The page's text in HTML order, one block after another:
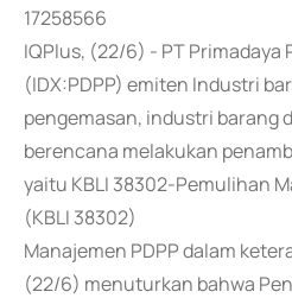
17258566
IQPlus, (22/6) - PT Primadaya
(IDX:PDPP) emiten Industri
pengemasan, industri barang
berencana melakukan
yaitu KBLI 38302-Pemulihan
(KBLI 38302)
Manajemen PDPP dalam
(22/6) menuturkan bahwa